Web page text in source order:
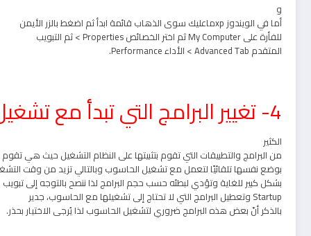
و
أما في الويندوز xpماعليك سوى الذهاب قائمة ابدأ ثم اضغط بالزر الأيمن
للفأرة على My Computer ثم اختر الخصائص Properties > ثم التبويب
المتقدم Advanced Tab > الأداء Performance.
4- تغيير البرامج التي تبدأ مع تشغيل الحاسوب:
الكثير
من البرامج والتطبيقات التي تقوم بتثبيتها على النظام التشغيل حيث هي تقوم
بوضع نفسها تلقائيًا لتعمل مع تشغيل الحاسوب وبالتالي تزيد من وقت
بشكل كبير للغاية وتؤدي لبطئه حسب حجم البرامج لذا ننصح بالتوجه إلى تبويب
Startup وتعطيل البرامج التي لا تحتاج إلى تشغيلها مع الحاسوب، جدير
بالذكر أنّ بعض هذه البرامج ضروري لتشغيل الحاسوب لذا يُرجى الاختيار بحذر.